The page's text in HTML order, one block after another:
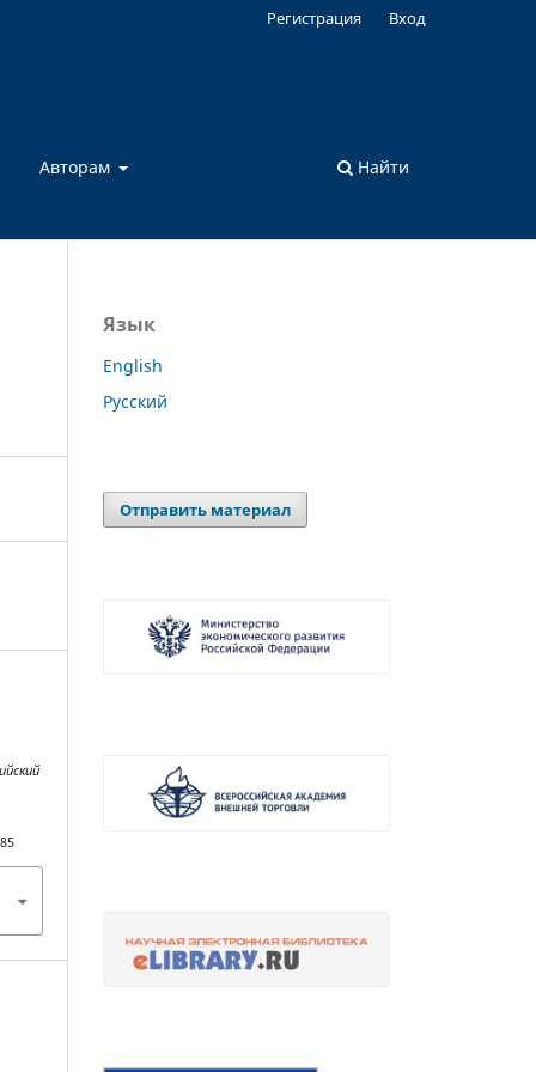
Авторам Найти
Регистрация Вход
Язык
English
Русский
Отправить материал